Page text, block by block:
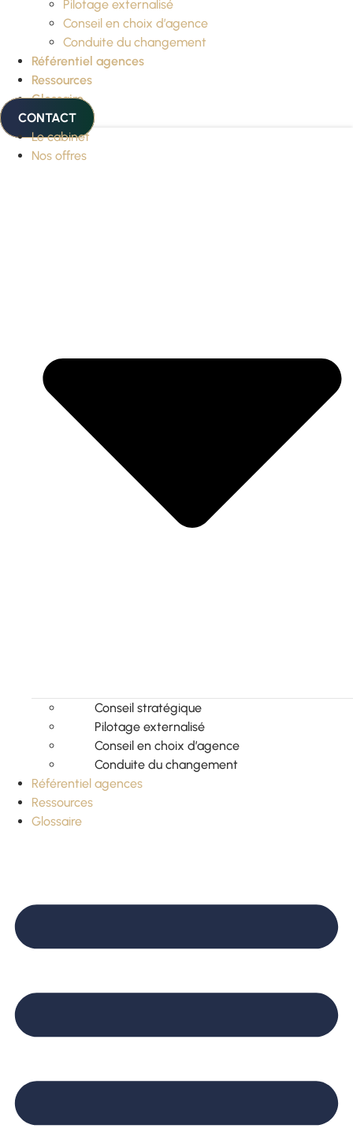
Pilotage externalisé
Conseil en choix d’agence
Conduite du changement
Référentiel agences
Ressources
Glossaire
CONTACT
Le cabinet
Nos offres
Conseil stratégique
Pilotage externalisé
Conseil en choix d’agence
Conduite du changement
Référentiel agences
Ressources
Glossaire